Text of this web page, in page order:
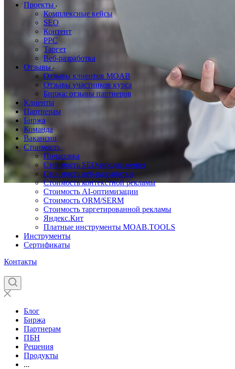
Проекты
Комплексные кейсы
SEO
Контент
PPC
Таргет
Веб-разработка
Отзывы
Отзывы клиентов MOAB
Отзывы участников курса
Биржа: отзывы партнеров
Клиенты
Партнерам
Биржа
Команда
Вакансии
Стоимость
Почасовка
Стоимость SEO-продвижения
Стоимость веб-разработки
Стоимость контекстной рекламы
Стоимость AI-оптимизации
Стоимость ORM/SERM
Стоимость таргетированной рекламы
Яндекс.Кит
Платные инструменты MOAB.TOOLS
Инструменты
Сертификаты
Контакты
Блог
Биржа
Партнерам
ПБН
Решения
Продукты
...